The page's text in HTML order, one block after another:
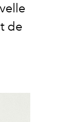
de